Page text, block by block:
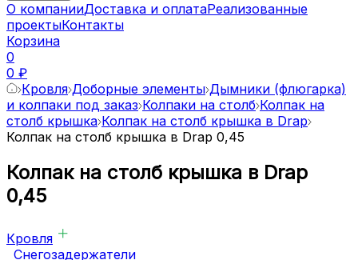
О компанииДоставка и оплатаРеализованные
проектыКонтакты
Корзина
0
0 ₽
Кровля Доборные элементы Дымники (флюгарка)
и колпаки под заказ Колпаки на столб Колпак на
столб крышка Колпак на столб крышка в Drap
Колпак на столб крышка в Drap 0,45
Колпак на столб крышка в Drap
0,45
Кровля
Снегозадержатели